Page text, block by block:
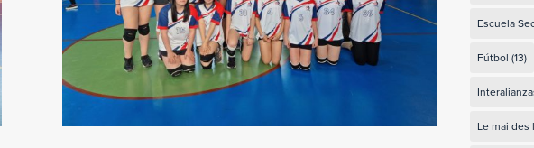
Escuela
Fútbol (13)
Le mai des